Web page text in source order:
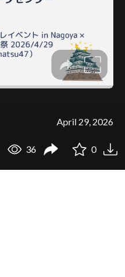
April 29, 2026
36 0